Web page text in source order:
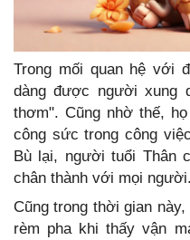
Trong mối quan hệ với
dàng được người xung
thơm". Cũng nhờ thế,
công sức trong công
Bù lại, người tuổi Thân
chân thành với mọi người.
Cũng trong thời gian
rèm pha khi thấy vận